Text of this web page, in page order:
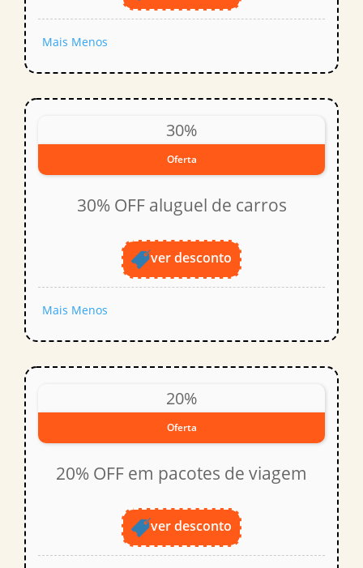
Mais Menos
30%
Oferta
30% OFF aluguel de carros
ver desconto
Mais Menos
20%
Oferta
20% OFF em pacotes de viagem
ver desconto